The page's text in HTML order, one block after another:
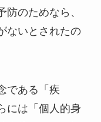
のためなら、
ないとされたの
である「疾
には「個人的身